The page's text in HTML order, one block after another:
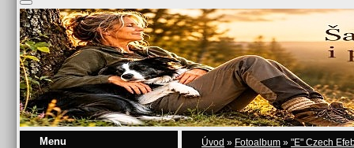
Úvod » Fotoalbum » "E" Czech
Menu